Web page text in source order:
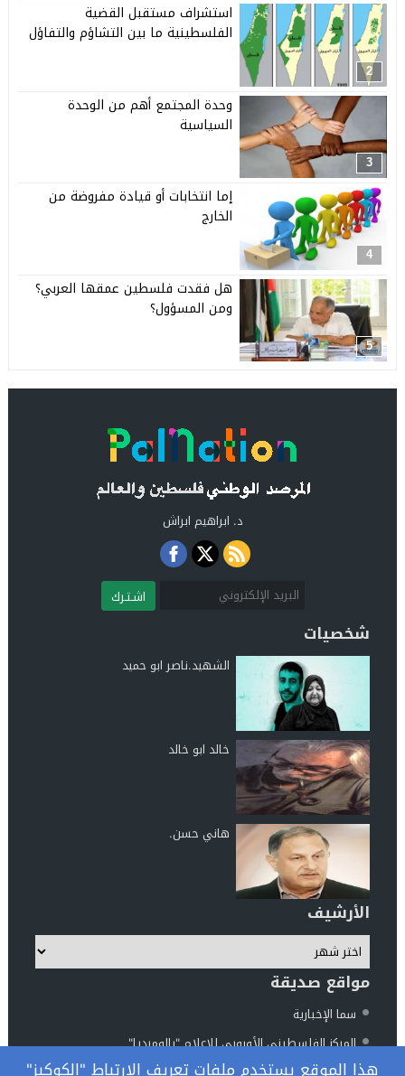
2
استشراف مستقبل القضية
الفلسطينية ما بين التشاؤم والتفاؤل
3
وحدة المجتمع أهم من الوحدة
السياسية
4
إما انتخابات أو قيادة مفروضة من
الخارج
5
هل فقدت فلسطين عمقها العربي؟
ومن المسؤول؟
د. ابراهيم ابراش
اشـتـرك
شخصيات
الشهيد.ناصر ابو حميد
خالد ابو خالد
هاني حسن.
الأرشيف
مواقع صديقة
سما الإخبارية
المركز الفلسطيني الأوروبي للإعلام "بالوميديا"
هذا الموقع يستخدم ملفات تعريف الارتباط "الكوكيز"